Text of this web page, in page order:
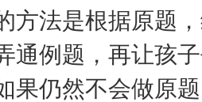
方法是根据原题
通例题，再让孩
果仍然不会做原